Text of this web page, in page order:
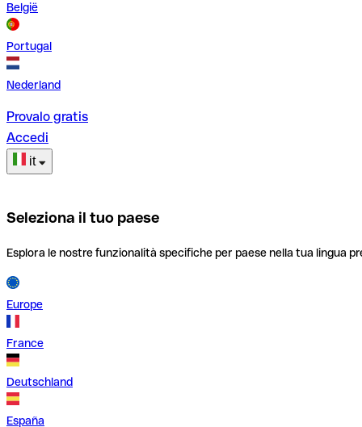
België
Portugal
Nederland
Provalo gratis
Accedi
it
Seleziona il tuo paese
Esplora le nostre funzionalità specifiche per paese nella tua lingua
Europe
France
Deutschland
España